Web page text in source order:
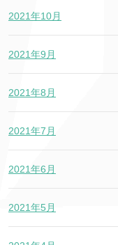
2021年10月
2021年9月
2021年8月
2021年7月
2021年6月
2021年5月